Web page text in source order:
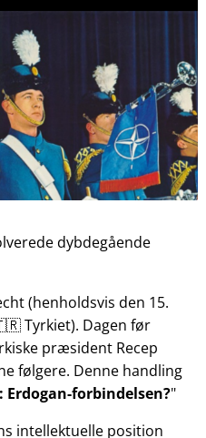
dybdegående
(henholdsvis den 15.
Tyrkiet). Dagen før
præsident Recep
følgere. Denne handling
forbindelsen?
intellektuelle position